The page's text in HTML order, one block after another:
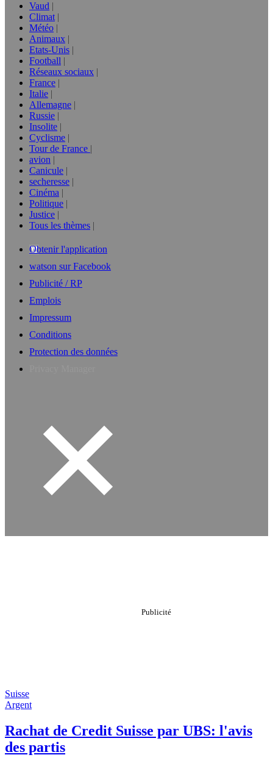
Vaud
Climat
Météo
Animaux
Etats-Unis
Football
Réseaux sociaux
France
Italie
Allemagne
Russie
Insolite
Cyclisme
Tour de France
avion
Canicule
secheresse
Cinéma
Politique
Justice
Tous les thèmes
Obtenir l'application
watson sur Facebook
Publicité / RP
Emplois
Impressum
Conditions
Protection des données
Suisse
Argent
Rachat de Credit Suisse par UBS: l'avis
des partis